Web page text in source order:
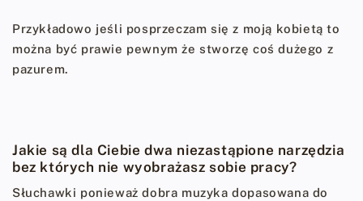
Przykładowo jeśli posprzeczam się z moją kobietą to
można być prawie pewnym że stworzę coś dużego z
pazurem.
Jakie są dla Ciebie dwa niezastąpione narzędzia
bez których nie wyobrażasz sobie pracy?
Słuchawki ponieważ dobra muzyka dopasowana do